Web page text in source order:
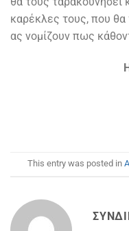
καρέκλες τους, που
ας νομίζουν πως
This entry was posted in